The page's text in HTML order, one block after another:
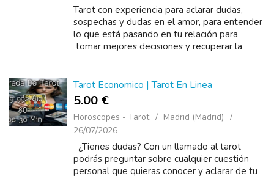
Tarot con experiencia para aclarar dudas,
sospechas y dudas en el amor, para entender
lo que está pasando en tu relación para
tomar mejores decisiones y recuperar la
Tarot Economico | Tarot En Linea
5.00 €
Horoscopes - Tarot
Madrid (Madrid)
26/07/2026
¿Tienes dudas? Con un llamado al tarot
podrás preguntar sobre cualquier cuestión
personal que quieras conocer y aclarar de tu